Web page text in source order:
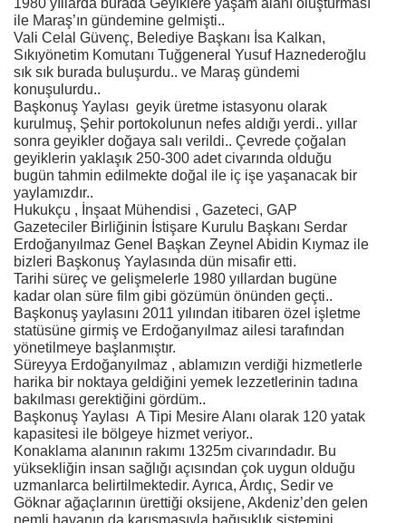
1980 yıllarda burada Geyiklere yaşam alanı oluşturması
ile Maraş’ın gündemine gelmişti..
Vali Celal Güvenç, Belediye Başkanı İsa Kalkan,
Sıkıyönetim Komutanı Tuğgeneral Yusuf Haznederoğlu
sık sık burada buluşurdu.. ve Maraş gündemi
konuşulurdu..
Başkonuş Yaylası geyik üretme istasyonu olarak
kurulmuş, Şehir portokolunun nefes aldığı yerdi.. yıllar
sonra geyikler doğaya salı verildi.. Çevrede çoğalan
geyiklerin yaklaşık 250-300 adet civarında olduğu
bugün tahmin edilmekte doğal ile iç işe yaşanacak bir
yaylamızdır..
Hukukçu , İnşaat Mühendisi , Gazeteci, GAP
Gazeteciler Birliğinin İstişare Kurulu Başkanı Serdar
Erdoğanyılmaz Genel Başkan Zeynel Abidin Kıymaz ile
bizleri Başkonuş Yaylasında dün misafir etti.
Tarihi süreç ve gelişmelerle 1980 yıllardan bugüne
kadar olan süre film gibi gözümün önünden geçti..
Başkonuş yaylasını 2011 yılından itibaren özel işletme
statüsüne girmiş ve Erdoğanyılmaz ailesi tarafından
yönetilmeye başlanmıştır.
Süreyya Erdoğanyılmaz , ablamızın verdiği hizmetlerle
harika bir noktaya geldiğini yemek lezzetlerinin tadına
bakılması gerektiğini gördüm..
Başkonuş Yaylası A Tipi Mesire Alanı olarak 120 yatak
kapasitesi ile bölgeye hizmet veriyor..
Konaklama alanının rakımı 1325m civarındadır. Bu
yüksekliğin insan sağlığı açısından çok uygun olduğu
uzmanlarca belirtilmektedir. Ayrıca, Ardıç, Sedir ve
Göknar ağaçlarının ürettiği oksijene, Akdeniz’den gelen